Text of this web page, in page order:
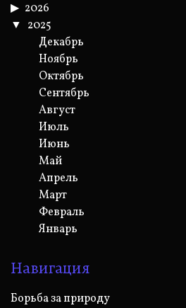
2026
2025
Декабрь
Ноябрь
Октябрь
Сентябрь
Август
Июль
Июнь
Май
Апрель
Март
Февраль
Январь
Навигация
Борьба за природу